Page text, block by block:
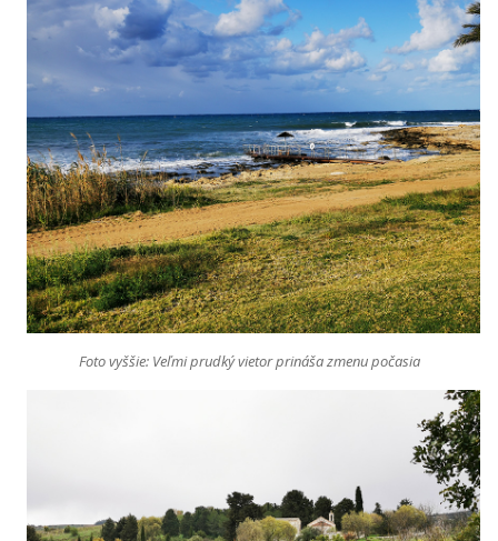
Foto vyššie: Veľmi prudký vietor prináša zmenu počasia